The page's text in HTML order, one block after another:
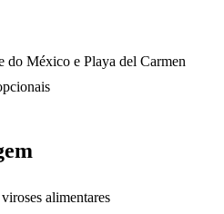
do México e Playa del Carmen
alimentares